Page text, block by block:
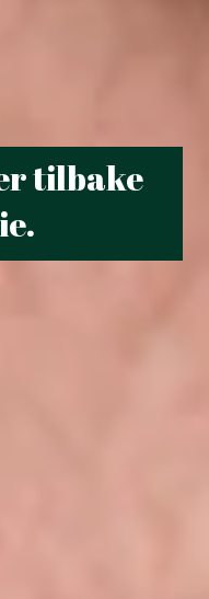
tilbake